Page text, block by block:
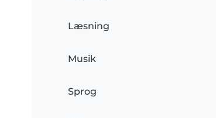
Læsning
Musik
Sprog